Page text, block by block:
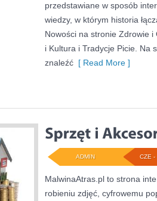
przedstawiane w sposób
wiedzy, w którym historia
Nowości na stronie Zdrowie
i Kultura i Tradycje Picie. Na
znaleźć [ Read More ]
CZE -
ADMIN
MalwinaAtras.pl to strona
robieniu zdjęć, cyfrowemu